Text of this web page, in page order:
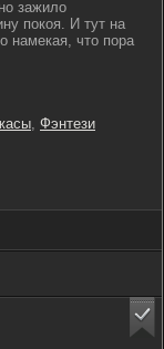
зажило
покоя. И тут на
намекая, что пора
, Фэнтези